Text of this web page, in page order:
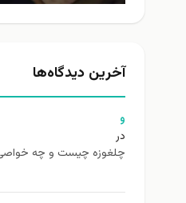
آخرین دیدگاه‌ها
و
در
چلغوزه چیست و چه خواصی